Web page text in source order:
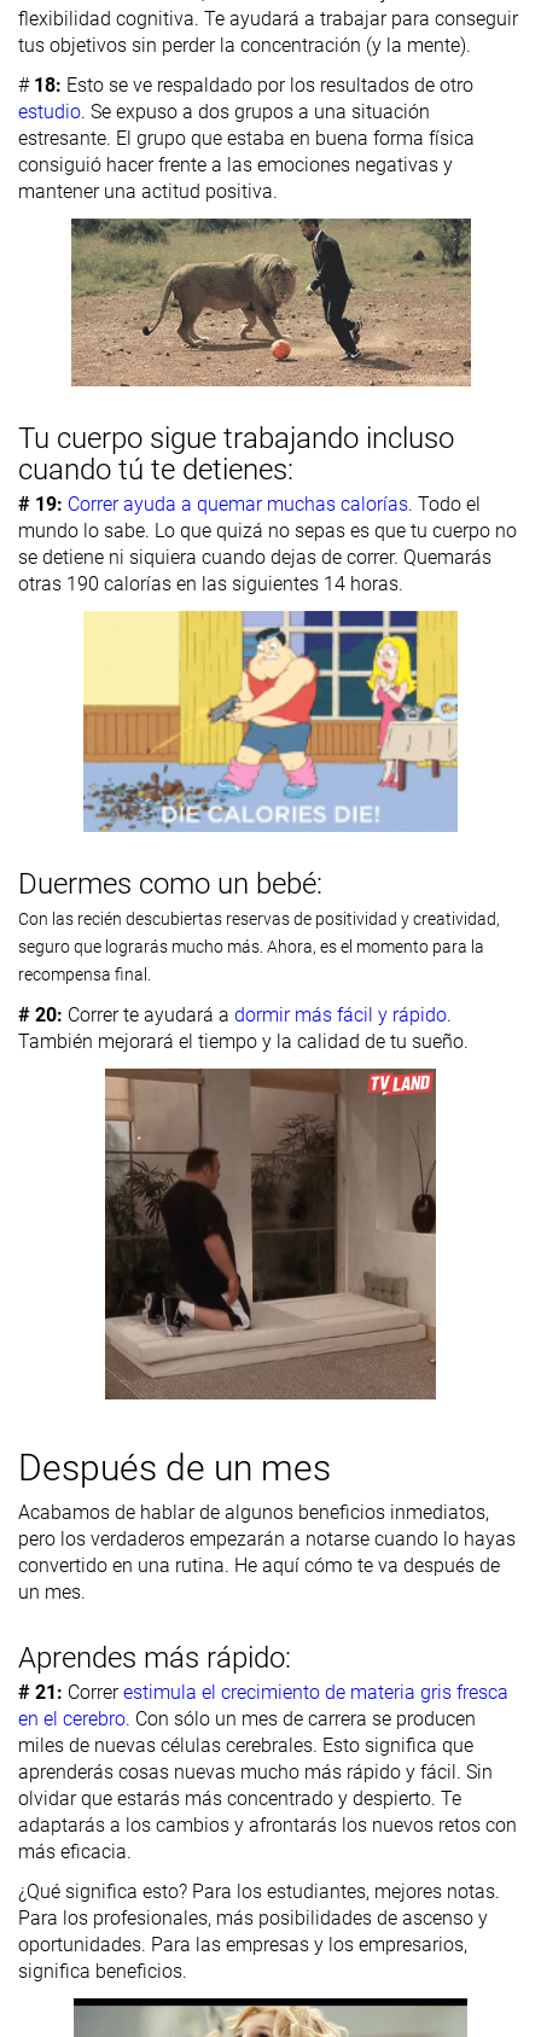
flexibilidad cognitiva. Te ayudará a trabajar para conseguir
tus objetivos sin perder la concentración (y la mente).
#18: Esto se ve respaldado por los resultados de otro
estudio. Se expuso a dos grupos a una situación
estresante. El grupo que estaba en buena forma física
consiguió hacer frente a las emociones negativas y
mantener una actitud positiva.
Tu cuerpo sigue trabajando incluso
cuando tú te detienes:
# 19: Correr ayuda a quemar muchas calorías. Todo el
mundo lo sabe. Lo que quizá no sepas es que tu cuerpo no
se detiene ni siquiera cuando dejas de correr. Quemarás
otras 190 calorías en las siguientes 14 horas.
Duermes como un bebé:
Con las recién descubiertas reservas de positividad y creatividad,
seguro que lograrás mucho más. Ahora, es el momento para la
recompensa final.
# 20: Correr te ayudará a dormir más fácil y rápido.
También mejorará el tiempo y la calidad de tu sueño.
Después de un mes
Acabamos de hablar de algunos beneficios inmediatos,
pero los verdaderos empezarán a notarse cuando lo hayas
convertido en una rutina. He aquí cómo te va después de
un mes.
Aprendes más rápido:
# 21: Correrestimula el crecimiento de materia gris fresca
en el cerebro. Con sólo un mes de carrera se producen
miles de nuevas células cerebrales. Esto significa que
aprenderás cosas nuevas mucho más rápido y fácil. Sin
olvidar que estarás más concentrado y despierto. Te
adaptarás a los cambios y afrontarás los nuevos retos con
más eficacia.
¿Qué significa esto? Para los estudiantes, mejores notas.
Para los profesionales, más posibilidades de ascenso y
oportunidades. Para las empresas y los empresarios,
significa beneficios.